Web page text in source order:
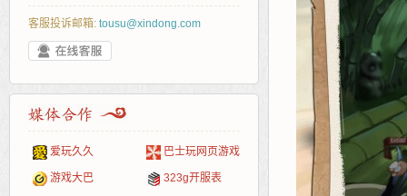
客服投诉邮箱: tousu@xindong.com
爱玩久久 巴士玩网页游戏
游戏大巴 323g开服表
页游网
新浪
多玩
中华网
游一游
游侠网页游戏 40407
开服网
斗蟹网页游戏 游戏